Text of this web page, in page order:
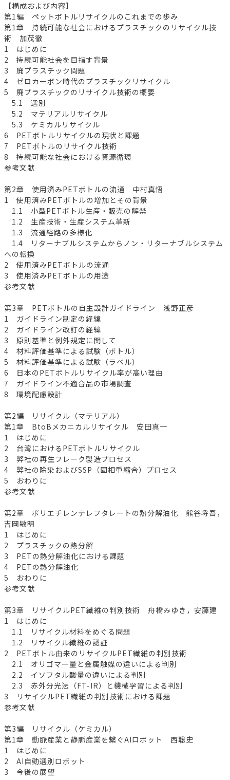
【構成および内容】
第1編 ペットボトルリサイクルのこれまでの歩み
第1章 持続可能な社会におけるプラスチックのリサイクル技
術 加茂徹
1 はじめに
2 持続可能社会を目指す背景
3 廃プラスチック問題
4 ゼロカーボン時代のプラスチックリサイクル
5 廃プラスチックのリサイクル技術の概要
5.1 選別
5.2 マテリアルリサイクル
5.3 ケミカルリサイクル
6 PETボトルリサイクルの現状と課題
7 PETボトルのリサイクル技術
8 持続可能な社会における資源循環
参考文献
第2章 使用済みPETボトルの流通 中村真悟
1 使用済みPETボトルの増加とその背景
1.1 小型PETボトル生産・販売の解禁
1.2 生産技術・生産システム革新
1.3 流通経路の多様化
1.4 リターナブルシステムからノン・リターナブルシステム
への転換
2 使用済みPETボトルの流通
3 使用済みPETボトルの用途
参考文献
第3章 PETボトルの自主設計ガイドライン 浅野正彦
1 ガイドライン制定の経緯
2 ガイドライン改訂の経緯
3 原則基準と例外規定に関して
4 材料評価基準による試験（ボトル）
5 材料評価基準による試験（ラベル）
6 日本のPETボトルリサイクル率が高い理由
7 ガイドライン不適合品の市場調査
8 環境配慮設計
第2編 リサイクル（マテリアル）
第1章 BtoBメカニカルリサイクル 安田真一
1 はじめに
2 台湾におけるPETボトルリサイクル
3 弊社の再生フレーク製造プロセス
4 弊社の除染およびSSP（固相重縮合）プロセス
5 おわりに
参考文献
第2章 ポリエチレンテレフタレートの熱分解油化 熊谷将吾，
吉岡敏明
1 はじめに
2 プラスチックの熱分解
3 PETの熱分解油化における課題
4 PETの熱分解油化
5 おわりに
参考文献
第3章 リサイクルPET繊維の判別技術 舟橋みゆき，安藤建
1 はじめに
1.1 リサイクル材料をめぐる問題
1.2 リサイクル繊維の認証
2 PETボトル由来のリサイクルPET繊維の判別技術
2.1 オリゴマー量と金属触媒の違いによる判別
2.2 イソフタル酸量の違いによる判別
2.3 赤外分光法（FT-IR）と機械学習による判別
3 リサイクルPET繊維の判別技術における課題
参考文献
第3編 リサイクル（ケミカル）
第1章 動脈産業と静脈産業を繋ぐAIロボット 西聡史
1 はじめに
2 AI自動選別ロボット
3 今後の展望